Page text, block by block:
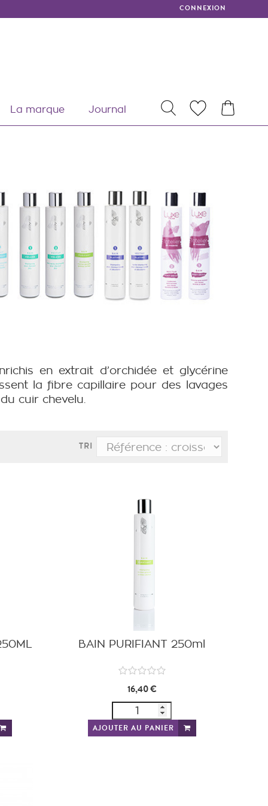
CONNEXION
MY
WISHLISTS
RECHERCHER
La marque Journal
en extrait d’orchidée et glycérine
la fibre capillaire pour des lavages
cuir chevelu.
TRI
BAIN PURIFIANT 250ml
16,40 €
AJOUTER AU PANIER